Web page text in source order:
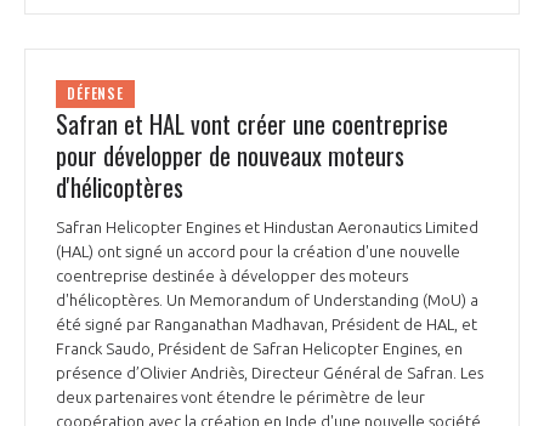
DÉFENSE
Safran et HAL vont créer une coentreprise
pour développer de nouveaux moteurs
d'hélicoptères
Safran Helicopter Engines et Hindustan Aeronautics Limited
(HAL) ont signé un accord pour la création d'une nouvelle
coentreprise destinée à développer des moteurs
d'hélicoptères. Un Memorandum of Understanding (MoU) a
été signé par Ranganathan Madhavan, Président de HAL, et
Franck Saudo, Président de Safran Helicopter Engines, en
présence d’Olivier Andriès, Directeur Général de Safran. Les
deux partenaires vont étendre le périmètre de leur
coopération avec la création en Inde d'une nouvelle société